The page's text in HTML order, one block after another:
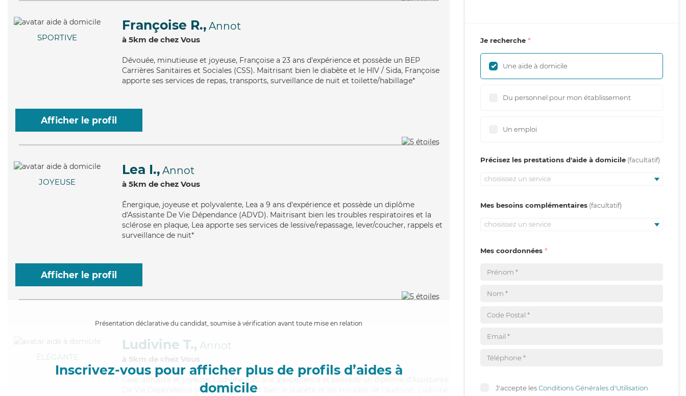
SPORTIVE
Françoise R., Annot
à 5km de chez Vous
Dévouée, minutieuse et joyeuse, Françoise a 23 ans d'expérience et possède un BEP
Carrières Sanitaires et Sociales (CSS). Maitrisant bien le diabète et le HIV / Sida, Françoise
apporte ses services de repas, transports, surveillance de nuit et toilette/habillage*
Afficher le profil
JOYEUSE
Lea I., Annot
à 5km de chez Vous
Énergique, joyeuse et polyvalente, Lea a 9 ans d'expérience et possède un diplôme
d'Assistante De Vie Dépendance (ADVD). Maitrisant bien les troubles respiratoires et la
sclérose en plaque, Lea apporte ses services de lessive/repassage, lever/coucher, rappels et
surveillance de nuit*
Afficher le profil
Présentation déclarative du candidat, soumise à vérification avant toute mise en relation
Inscrivez-vous pour afficher plus de profils d’aides à
domicile
ÉLÉGANTE
Ludivine T., Annot
à 5km de chez Vous
, altruiste et joyeuse, Ludivine a 20 ans d'expérience et possède un diplôme d'Assistante
De Vie Dépendance (ADVD). Maitrisant bien le diabète et les troubles de l'audition, Ludivine
Je recherche
Une aide à domicile
Du personnel pour mon établissement
Un emploi
Précisez les prestations d'aide à domicile
choisissez un service
Mes besoins complémentaires
choisissez un service
Mes coordonnées
J'accepte lesConditions Générales d'Utilisation